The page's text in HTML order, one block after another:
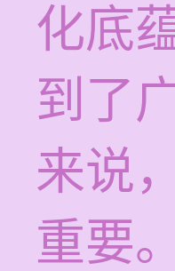
化底
到了
来说
重要